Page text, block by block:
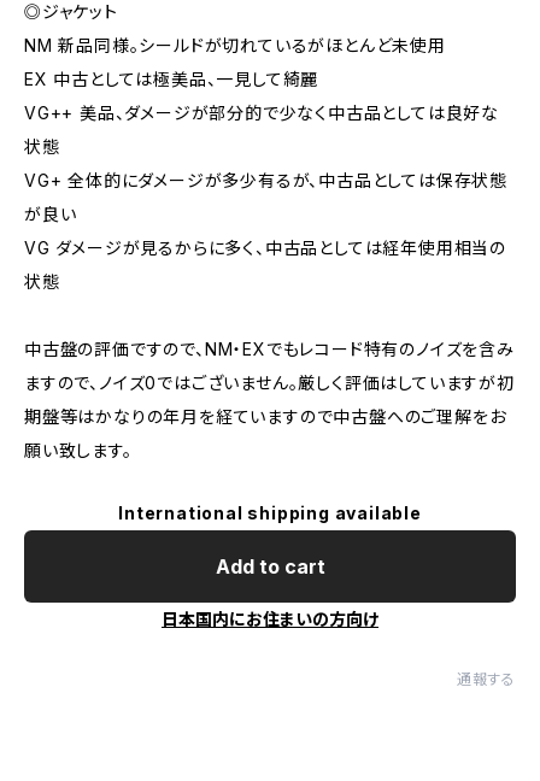
◎ジャケット
NM 新品同様。シールドが切れているがほとんど未使用
EX 中古としては極美品、一見して綺麗
VG++ 美品、ダメージが部分的で少なく中古品としては良好な
状態
VG+ 全体的にダメージが多少有るが、中古品としては保存状態
が良い
VG ダメージが見るからに多く、中古品としては経年使用相当の
状態
中古盤の評価ですので、NM・EXでもレコード特有のノイズを含み
ますので、ノイズ0ではございません。厳しく評価はしていますが初
期盤等はかなりの年月を経ていますので中古盤へのご理解をお
願い致します。
International shipping available
Add to cart
日本国内にお住まいの方向け
通報する